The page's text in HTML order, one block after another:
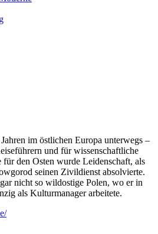
im östlichen Europa unterwegs –
und für wissenschaftliche
für den Osten wurde Leidenschaft, als
seinen Zivildienst absolvierte.
nicht so wildostige Polen, wo er in
als Kulturmanager arbeitete.